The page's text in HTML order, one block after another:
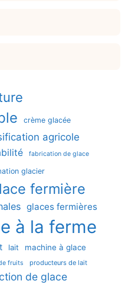
crème glacée
agricole
fabrication de glace
glacier
fermière
glaces fermières
à la ferme
lait machine à glace
fruits producteurs de lait
de glace